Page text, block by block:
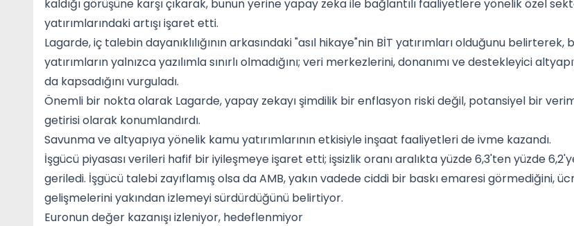
kaldığı görüşüne karşı çıkarak, bunun yerine yapay zeka ile bağlantılı faaliyetlere yönelik özel
yatırımlarındaki artışı işaret etti.
Lagarde, iç talebin dayanıklılığının arkasındaki "asıl hikaye"nin BİT yatırımları olduğunu belirterek,
yatırımların yalnızca yazılımla sınırlı olmadığını; veri merkezlerini, donanımı ve destekleyici
da kapsadığını vurguladı.
Önemli bir nokta olarak Lagarde, yapay zekayı şimdilik bir enflasyon riski değil, potansiyel bir
getirisi olarak konumlandırdı.
Savunma ve altyapıya yönelik kamu yatırımlarının etkisiyle inşaat faaliyetleri de ivme kazandı.
İşgücü piyasası verileri hafif bir iyileşmeye işaret etti; işsizlik oranı aralıkta yüzde 6,3'ten yüzde
geriledi. İşgücü talebi zayıflamış olsa da AMB, yakın vadede ciddi bir baskı emaresi görmediğini,
gelişmelerini yakından izlemeyi sürdürdüğünü belirtiyor.
Euronun değer kazanışı izleniyor, hedeflenmiyor